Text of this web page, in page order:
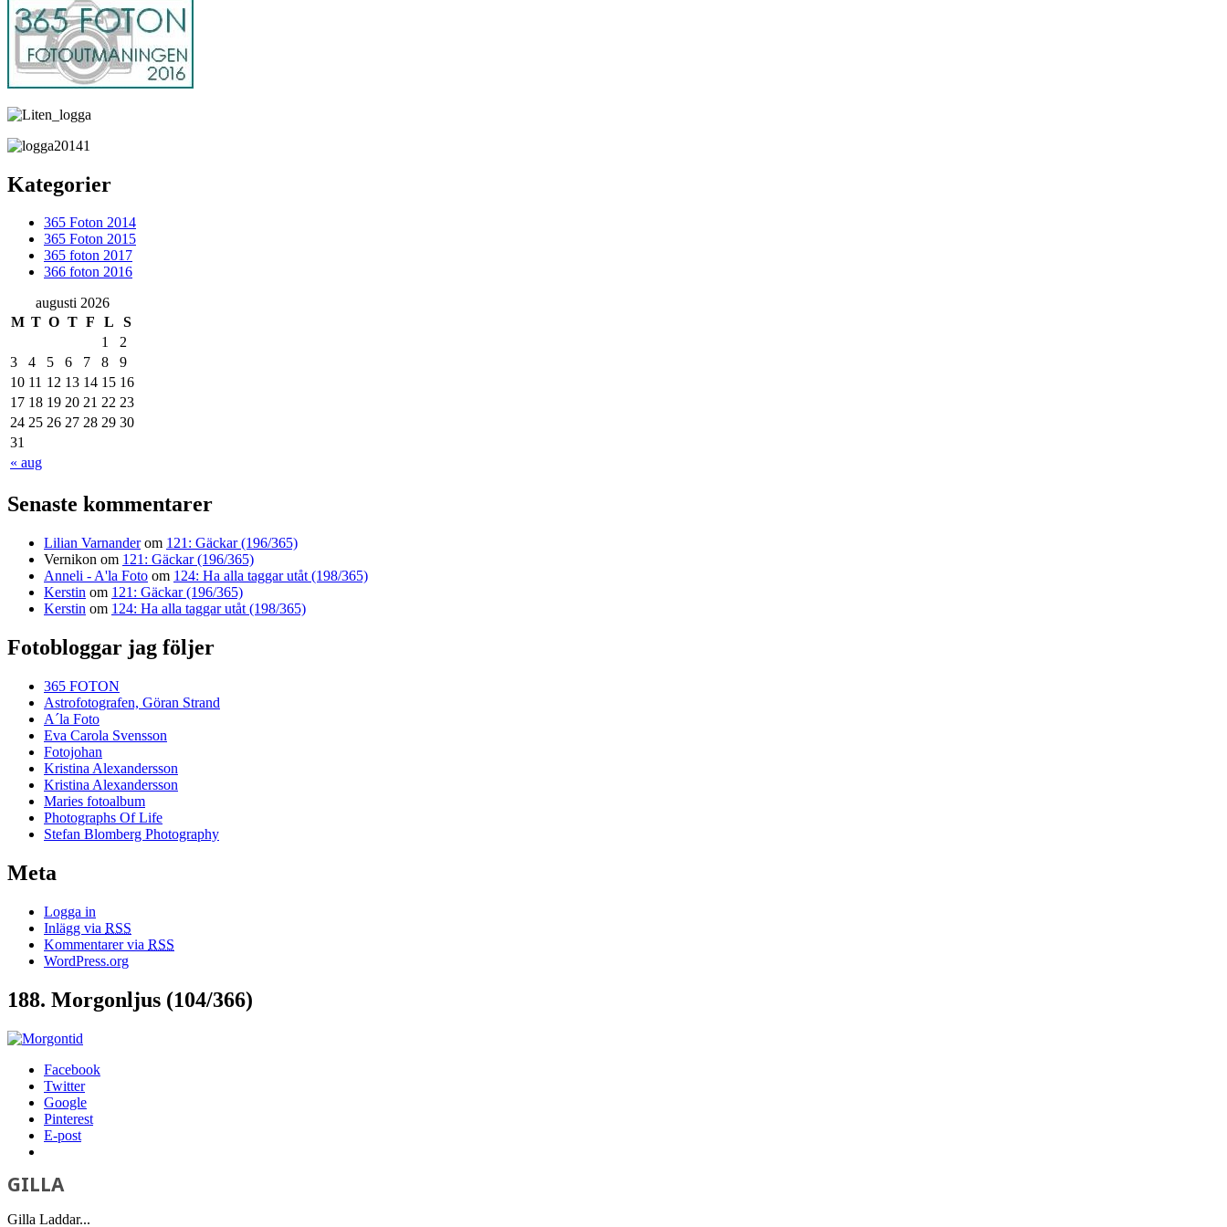
Kategorier
365 Foton 2014
365 Foton 2015
365 foton 2017
366 foton 2016
augusti 2026
M T O T F L S
« aug
1
2
3
4 5 6 7 8
9
10 11 12 13 14 15 16
17 18 19 20 21 22 23
24 25 26 27 28 29 30
31
Senaste kommentarer
Lilian Varnanderom 121: Gäckar (196/365)
Vernikon om 121: Gäckar (196/365)
Anneli - A'la Foto om 124: Ha alla taggar utåt (198/365)
Kerstin om 121: Gäckar (196/365)
Kerstin om 124: Ha alla taggar utåt (198/365)
Fotobloggar jag följer
365 FOTON
Astrofotografen, Göran Strand
A´la Foto
Eva Carola Svensson
Fotojohan
Kristina Alexandersson
Kristina Alexandersson
Maries fotoalbum
Photographs Of Life
Stefan Blomberg Photography
Meta
Logga in
Inlägg via RSS
Kommentarer via RSS
WordPress.org
188. Morgonljus (104/366)
Facebook
Twitter
Google
Pinterest
E-post
GILLA
Gilla Laddar...